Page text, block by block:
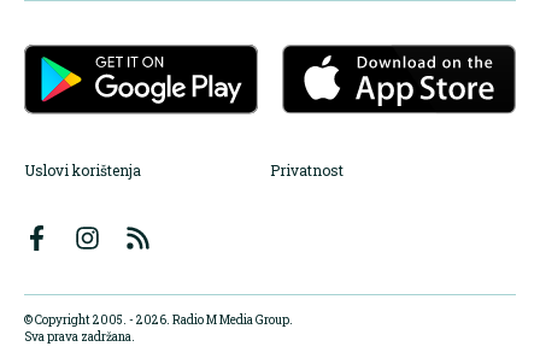
Uslovi korištenja Privatnost
© Copyright 2005. - 2026. Radio M Media Group.
Sva prava zadržana.